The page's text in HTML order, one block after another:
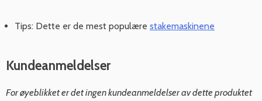
Tips: Dette er de mest populære stakemaskinene
Kundeanmeldelser
For øyeblikket er det ingen kundeanmeldelser av dette produktet